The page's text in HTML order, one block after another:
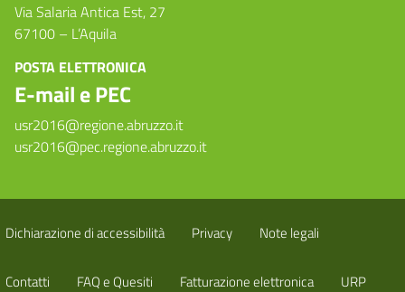
Via Salaria Antica Est, 27
67100 – L’Aquila
POSTA ELETTRONICA
E-mail e PEC
usr2016@regione.abruzzo.it
usr2016@pec.regione.abruzzo.it
Dichiarazione di accessibilità Privacy Note legali
Contatti FAQ e Quesiti Fatturazione elettronica URP